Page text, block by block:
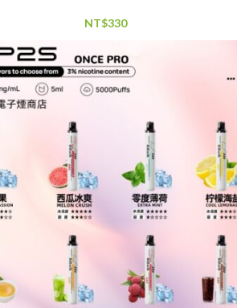
NT$330